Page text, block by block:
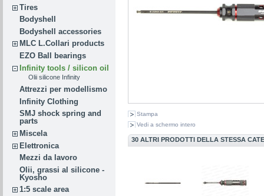
Tires
Bodyshell
Bodyshell accessories
MLC L.Collari products
EZO Ball bearings
Infinity tools / silicon oil
Olii silicone Infinity
Attrezzi per modellismo
Infinity Clothing
SMJ shock spring and
parts
Miscela
Elettronica
Mezzi da lavoro
Olii, grassi al silicone -
Kyosho
1:5 scale area
Stampa
Vedi a schermo intero
30 ALTRI PRODOTTI DELLA STESSA